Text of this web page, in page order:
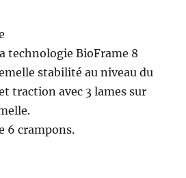
technologie BioFrame 8
stabilité au niveau du
traction avec 3 lames sur
6 crampons.